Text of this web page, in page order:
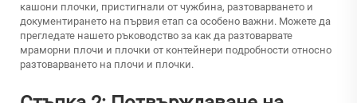
кашони плочки, пристигнали от чужбина, разтоварването и
документирането на първия етап са особено важни. Можете да
прегледате нашето ръководство за как да разтоварвате
мраморни плочи и плочки от контейнери подробности относно
разтоварването на плочи и плочки.